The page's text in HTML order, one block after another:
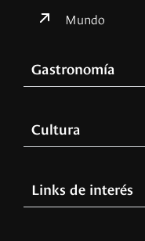
Mundo
Gastronomía
Cultura
Links de interés